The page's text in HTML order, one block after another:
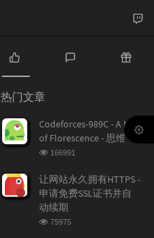
热
门
文
章
章
热门文章
Codeforces-989C - A Mist
of Florescence - 思维
浏
次
数:
166991
让网站永久拥有HTTPS -
申请免费SSL证书并自
动续期
浏
75975